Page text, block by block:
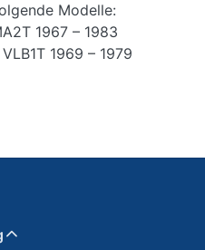
Modelle:
1967 – 1983
1969 – 1979